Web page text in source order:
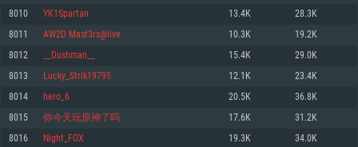
Mémoire: 4 GB
Carte graphique supportant DirectX 11: AMD Radeon 77XX / NVIDIA
GeForce GTX 660. La résolution minimale supportée par le jeu est de 720p
Connection: Connexion Internet à haut débit
Disque dur: 23.1 Go (client minimal)
Recommandée
pas supportés)
Mémoire: 6 GB
Carte graphique: Intel Iris Pro 5200 (Mac), ou analogue AMD/Nvidia. La
résolution minimale supportée par le jeu est de 720p.
Connection: Connexion Internet à haut débit
Disque dur: 62,2 Go (client minimal)
Recommandée
Mémoire: 4 GB
Carte graphique: NVIDIA 660 avec les derniers drivers (moins de 6 mois) /
de même pour AMD (La résolution minimale supportée par le jeu est de
720p)
Connection: Connexion Internet à haut débit
Disque dur: 62,2 Go (client minimal)
Recommandée
8010 YK1Spartan 13.4K 28.3K
8011 AW2D Mast3rs@live 10.3K 19.2K
8012 __Dushman__ 15.4K 29.0K
8013 Lucky_Strik19795 12.1K 23.4K
8014 hero_6 20.5K 36.8K
8015 你今天玩原神了吗 17.6K 31.2K
8016 Night_FOX 19.3K 34.0K